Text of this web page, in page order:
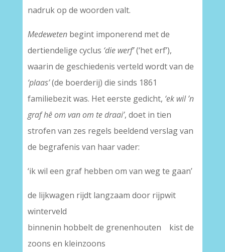
nadruk op de woorden valt.
Medeweten begint imponerend met de
dertiendelige cyclus ‘die werf’(‘het erf’),
waarin de geschiedenis verteld wordt van de
‘plaas’(de boerderij) die sinds 1861
familiebezit was. Het eerste gedicht, ‘ek wil ’n
graf hê om van om te draai’, doet in tien
strofen van zes regels beeldend verslag van
de begrafenis van haar vader:
‘ik wil een graf hebben om van weg te gaan’
de lijkwagen rijdt langzaam door rijpwit
winterveld
binnenin hobbelt de grenenhouten kist de
zoons en kleinzoons